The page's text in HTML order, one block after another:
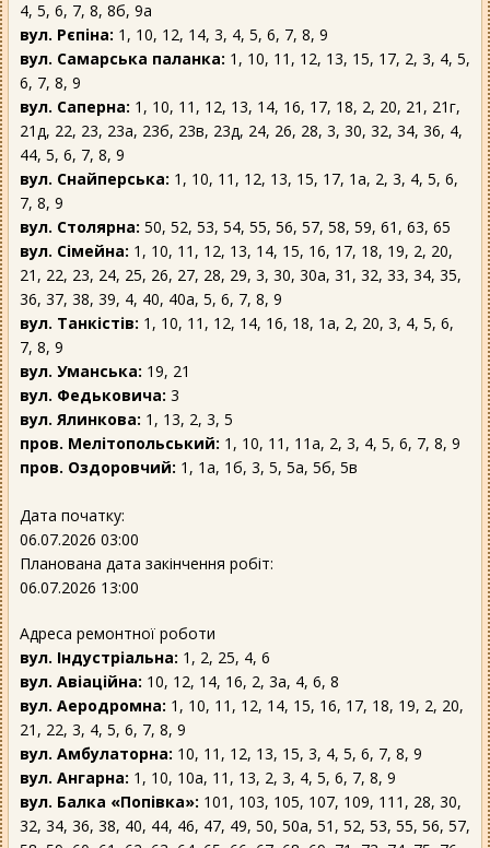
4, 5, 6, 7, 8, 8б, 9а
вул. Рєпіна: 1, 10, 12, 14, 3, 4, 5, 6, 7, 8, 9
вул. Самарська паланка: 1, 10, 11, 12, 13, 15, 17, 2, 3, 4, 5,
6, 7, 8, 9
вул. Саперна: 1, 10, 11, 12, 13, 14, 16, 17, 18, 2, 20, 21, 21г,
21д, 22, 23, 23а, 23б, 23в, 23д, 24, 26, 28, 3, 30, 32, 34, 36, 4,
44, 5, 6, 7, 8, 9
вул. Снайперська: 1, 10, 11, 12, 13, 15, 17, 1а, 2, 3, 4, 5, 6,
7, 8, 9
вул. Столярна: 50, 52, 53, 54, 55, 56, 57, 58, 59, 61, 63, 65
вул. Сімейна: 1, 10, 11, 12, 13, 14, 15, 16, 17, 18, 19, 2, 20,
21, 22, 23, 24, 25, 26, 27, 28, 29, 3, 30, 30а, 31, 32, 33, 34, 35,
36, 37, 38, 39, 4, 40, 40а, 5, 6, 7, 8, 9
вул. Танкістів: 1, 10, 11, 12, 14, 16, 18, 1а, 2, 20, 3, 4, 5, 6,
7, 8, 9
вул. Уманська: 19, 21
вул. Федьковича: 3
вул. Ялинкова: 1, 13, 2, 3, 5
пров. Мелітопольський: 1, 10, 11, 11а, 2, 3, 4, 5, 6, 7, 8, 9
пров. Оздоровчий: 1, 1а, 1б, 3, 5, 5а, 5б, 5в
Дата початку:
06.07.2026 03:00
Планована дата закінчення робіт:
06.07.2026 13:00
Адреса ремонтної роботи
вул. Індустріальна: 1, 2, 25, 4, 6
вул. Авіаційна: 10, 12, 14, 16, 2, 3а, 4, 6, 8
вул. Аеродромна: 1, 10, 11, 12, 14, 15, 16, 17, 18, 19, 2, 20,
21, 22, 3, 4, 5, 6, 7, 8, 9
вул. Амбулаторна: 10, 11, 12, 13, 15, 3, 4, 5, 6, 7, 8, 9
вул. Ангарна: 1, 10, 10а, 11, 13, 2, 3, 4, 5, 6, 7, 8, 9
вул. Балка «Попівка»: 101, 103, 105, 107, 109, 111, 28, 30,
32, 34, 36, 38, 40, 44, 46, 47, 49, 50, 50а, 51, 52, 53, 55, 56, 57,